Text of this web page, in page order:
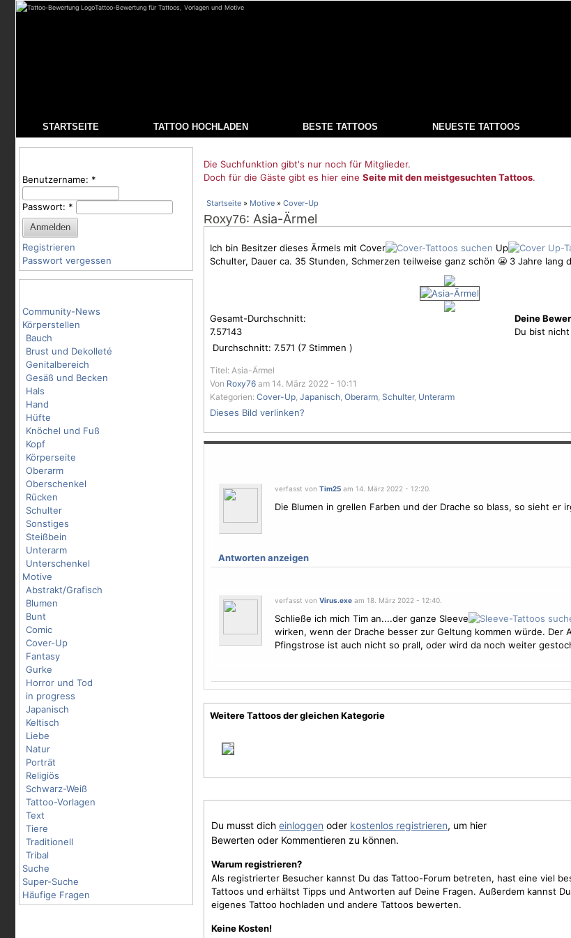
Tattoo-Bewertung für Tattoos, Vorlagen und Motive
STARTSEITE TATTOO HOCHLADEN BESTE TATTOOS NEUESTE TATTOOS
Benutzername: *
Passwort: *
Registrieren
Passwort vergessen
Community-News
Körperstellen
Bauch
Brust und Dekolleté
Genitalbereich
Gesäß und Becken
Hals
Hand
Hüfte
Knöchel und Fuß
Kopf
Körperseite
Oberarm
Oberschenkel
Rücken
Schulter
Sonstiges
Steißbein
Unterarm
Unterschenkel
Motive
Abstrakt/Grafisch
Blumen
Bunt
Comic
Cover-Up
Fantasy
Gurke
Horror und Tod
in progress
Japanisch
Keltisch
Liebe
Natur
Porträt
Religiös
Schwarz-Weiß
Tattoo-Vorlagen
Text
Tiere
Traditionell
Tribal
Suche
Super-Suche
Häufige Fragen
Die Suchfunktion gibt's nur noch für Mitglieder.
Doch für die Gäste gibt es hier eine Seite mit den meistgesuchten Tattoos.
Startseite » Motive » Cover-Up
Roxy76: Asia-Ärmel
Ich bin Besitzer dieses Ärmels mit Cover Up
Schulter, Dauer ca. 35 Stunden, Schmerzen teilweise ganz schön 😬 3 Jahre lang
Gesamt-Durchschnitt:
7.57143
Durchschnitt: 7.571 (7 Stimmen )
Deine
Du bist
Titel: Asia-Ärmel
Von Roxy76 am 14. März 2022 - 10:11
Kategorien: Cover-Up, Japanisch, Oberarm, Schulter, Unterarm
Dieses Bild verlinken?
verfasst von Tim25am 14. März 2022 - 12:20.
Die Blumen in grellen Farben und der Drache so blass, so sieht er
Antworten anzeigen
verfasst von Virus.exeam 18. März 2022 - 12:40.
Schließe ich mich Tim an....der ganze Sleeve
wirken, wenn der Drache besser zur Geltung kommen würde. Der
Pfingstrose ist auch nicht so prall, oder wird da noch weiter
Weitere Tattoos der gleichen Kategorie
Du musst dich einloggen oder kostenlos registrieren, um hier
Bewerten oder Kommentieren zu können.
Warum registrieren?
Als registrierter Besucher kannst Du das Tattoo-Forum betreten, hast eine viel
Tattoos und erhältst Tipps und Antworten auf Deine Fragen. Außerdem kannst
eigenes Tattoo hochladen und andere Tattoos bewerten.
Keine Kosten!